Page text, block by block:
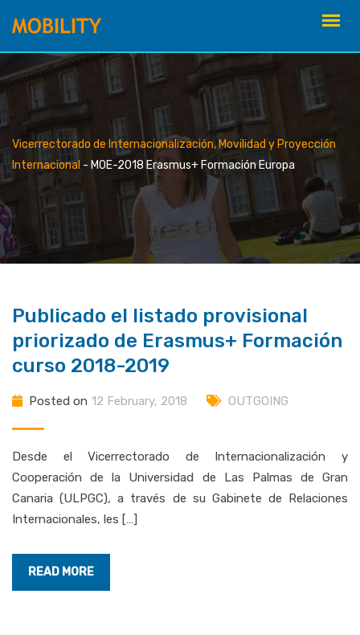
content
Vicerrectorado de Internacionalización, Movilidad y Proyección
Internacional - MOE-2018 Erasmus+ Formación Europa
Publicado el listado provisional
priorizado de Erasmus+ Formación
curso 2018-2019
Posted on 12 February, 2018 OUTGOING
Desde el Vicerrectorado de Internacionalización y
Cooperación de la Universidad de Las Palmas de Gran
Canaria (ULPGC), a través de su Gabinete de Relaciones
Internacionales, les […]
READ MORE